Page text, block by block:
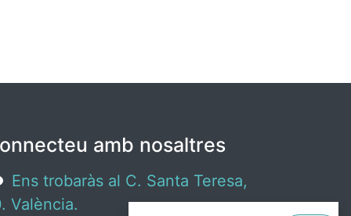
amb nosaltres
Ens trobaràs al C. Santa Teresa,
València.